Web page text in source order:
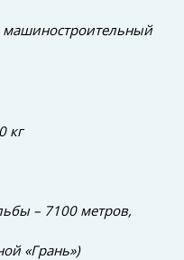
машиностроительный
кг
– 7100 метров,
«Грань»)